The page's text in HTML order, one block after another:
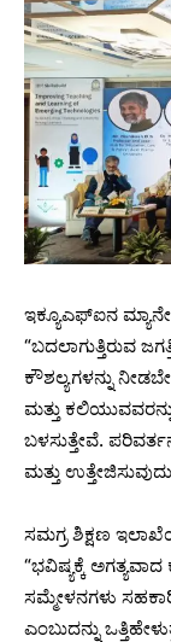
ಇಕ್ಯೂಎಫ್‌ಐನ
“ಬದಲಾಗುತ್ತಿರುವ
ಕೌಶಲ್ಯಗಳನ್ನು
ಮತ್ತು
ಬಳಸುತ್ತೇವೆ.
ಮತ್ತು
ಸಮಗ್ರ ಶಿಕ್ಷಣ
“ಭವಿಷ್ಯಕ್ಕೆ
ಸಮ್ಮೇಳನಗಳು
ಎಂಬುದನ್ನು